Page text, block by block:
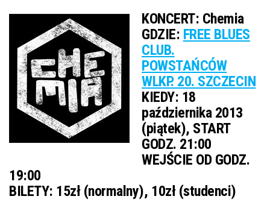
KONCERT: Chemia
GDZIE: FREE BLUES
CLUB.
POWSTAŃCÓW
WLKP. 20. SZCZECIN
KIEDY: 18
października 2013
(piątek), START
GODZ. 21:00
WEJŚCIE OD GODZ.
19:00
BILETY: 15zł (normalny), 10zł (studenci)